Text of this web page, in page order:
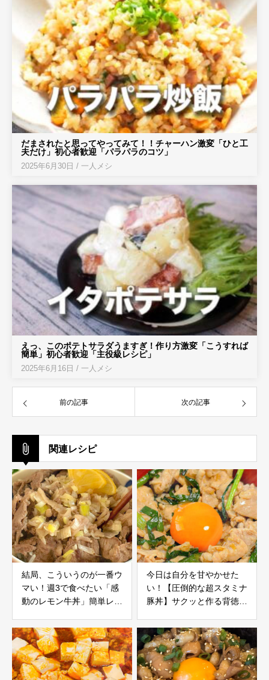
だまされたと思ってやってみて！！チャーハン激変「ひと工
夫だけ」初心者歓迎「パラパラのコツ」
2025年6月30日 / 一人メシ
えっ、このポテトサラダうますぎ！作り方激変「こうすれば
簡単」初心者歓迎「主役級レシピ」
2025年6月16日 / 一人メシ
前の記事 次の記事
関連レシピ
結局、こういうのが一番ウ
マい！週3で食べたい「感
動のレモン牛丼」簡単レシ
今日は自分を甘やかせた
い！【圧倒的な超スタミナ
豚丼】サクッと作る背徳ご